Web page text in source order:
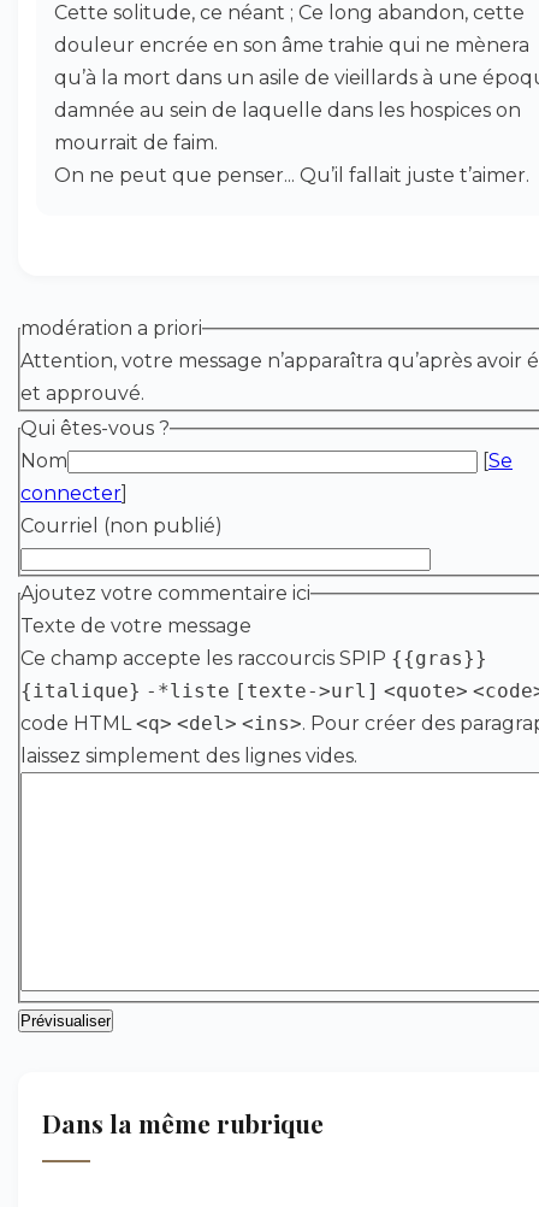
Cette solitude, ce néant ; Ce long abandon, cette
douleur encrée en son âme trahie qui ne mènera
qu’à la mort dans un asile de vieillards à une
damnée au sein de laquelle dans les hospices on
mourrait de faim.
On ne peut que penser... Qu’il fallait juste t’aimer.
modération a priori
Attention, votre message n’apparaîtra qu’après avoir
et approuvé.
Qui êtes-vous ?
Nom
[Se
connecter]
Courriel (non publié)
Ajoutez votre commentaire ici
Texte de votre message
Ce champ accepte les raccourcis SPIP {{gras}}
{italique} -*liste [texte->url] <quote>
code HTML<q> <del> <ins>. Pour créer des
laissez simplement des lignes vides.
Dans la même rubrique